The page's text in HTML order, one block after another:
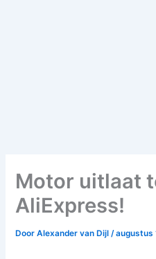
Motor uitlaat
AliExpress!
DoorAlexander van Dijl/augustus